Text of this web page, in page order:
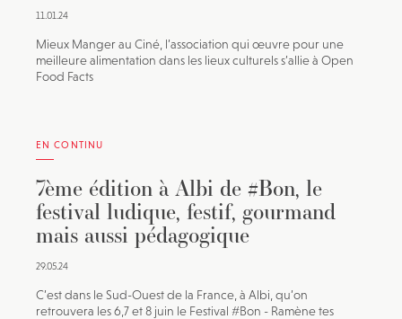
11.01.24
Mieux Manger au Ciné, l’association qui œuvre pour une
meilleure alimentation dans les lieux culturels s’allie à Open
Food Facts
EN CONTINU
7ème édition à Albi de #Bon, le
festival ludique, festif, gourmand
mais aussi pédagogique
29.05.24
C’est dans le Sud-Ouest de la France, à Albi, qu’on
retrouvera les 6,7 et 8 juin le Festival #Bon - Ramène tes